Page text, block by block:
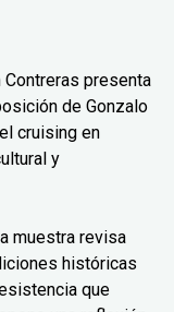
Contreras presenta
de Gonzalo
cruising en
y
muestra revisa
históricas
que